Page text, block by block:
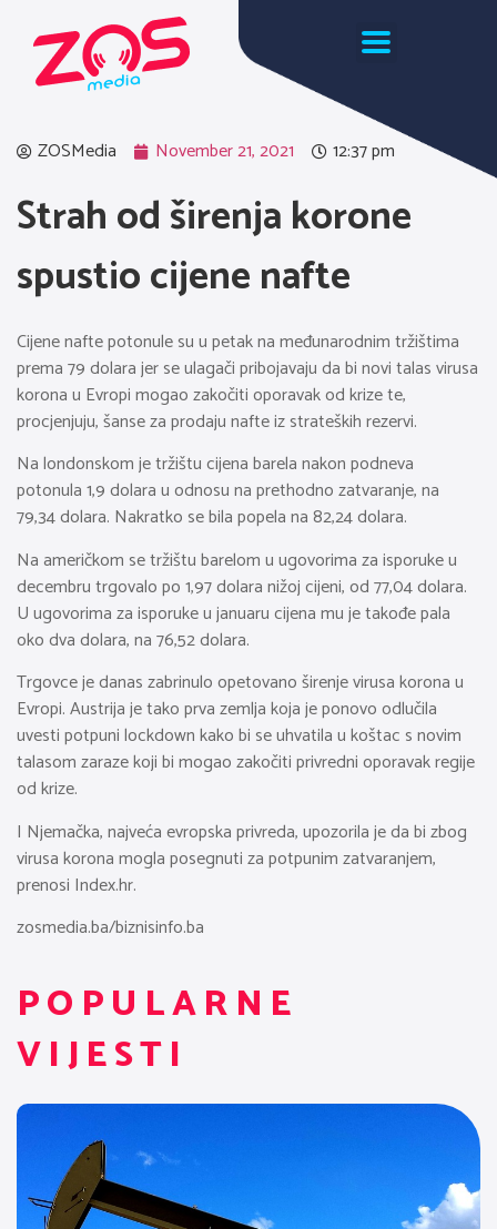
ZOSMedia November 21, 2021 12:37 pm
Strah od širenja korone
spustio cijene nafte
Cijene nafte potonule su u petak na međunarodnim tržištima
prema 79 dolara jer se ulagači pribojavaju da bi novi talas virusa
korona u Evropi mogao zakočiti oporavak od krize te,
procjenjuju, šanse za prodaju nafte iz strateških rezervi.
Na londonskom je tržištu cijena barela nakon podneva
potonula 1,9 dolara u odnosu na prethodno zatvaranje, na
79,34 dolara. Nakratko se bila popela na 82,24 dolara.
Na američkom se tržištu barelom u ugovorima za isporuke u
decembru trgovalo po 1,97 dolara nižoj cijeni, od 77,04 dolara.
U ugovorima za isporuke u januaru cijena mu je takođe pala
oko dva dolara, na 76,52 dolara.
Trgovce je danas zabrinulo opetovano širenje virusa korona u
Evropi. Austrija je tako prva zemlja koja je ponovo odlučila
uvesti potpuni lockdown kako bi se uhvatila u koštac s novim
talasom zaraze koji bi mogao zakočiti privredni oporavak regije
od krize.
I Njemačka, najveća evropska privreda, upozorila je da bi zbog
virusa korona mogla posegnuti za potpunim zatvaranjem,
prenosi Index.hr.
zosmedia.ba/biznisinfo.ba
POPULARNE
VIJESTI